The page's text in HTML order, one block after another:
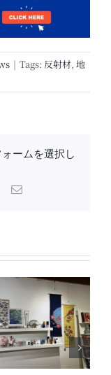
| Tags: 反射材, 地
ームを選択し
Pinterest
電